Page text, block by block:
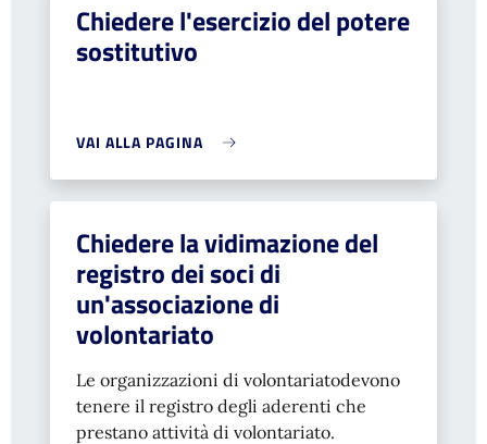
Chiedere l'esercizio del potere
sostitutivo
VAI ALLA PAGINA
Chiedere la vidimazione del
registro dei soci di
un'associazione di
volontariato
Le organizzazioni di volontariatodevono
tenere il registro degli aderenti che
prestano attività di volontariato.